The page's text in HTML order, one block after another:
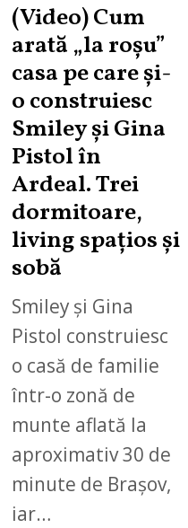
(Video) Cum
arată „la roşu”
casa pe care şi-
o construiesc
Smiley şi Gina
Pistol în
Ardeal. Trei
dormitoare,
living spațios și
sobă
Smiley și Gina
Pistol construiesc
o casă de familie
într-o zonă de
munte aflată la
aproximativ 30 de
minute de Brașov,
iar…